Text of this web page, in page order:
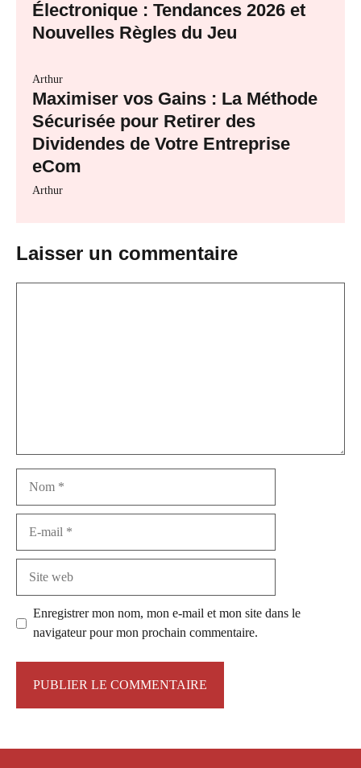
Électronique : Tendances 2026 et
Nouvelles Règles du Jeu
Arthur
Maximiser vos Gains : La Méthode
Sécurisée pour Retirer des
Dividendes de Votre Entreprise
eCom
Arthur
Laisser un commentaire
Enregistrer mon nom, mon e-mail et mon site dans le
navigateur pour mon prochain commentaire.